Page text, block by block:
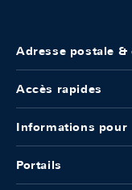
Adresse postale &
Accès rapides
Informations pour
Portails